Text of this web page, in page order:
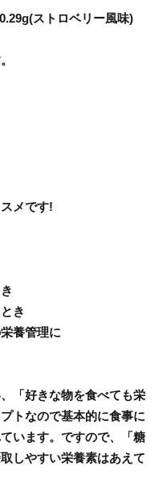
ストロベリー風味)
メです!
き
養管理に
「好きな物を食べても栄
トなので基本的に食事に
います。ですので、「糖
しやすい栄養素はあえて